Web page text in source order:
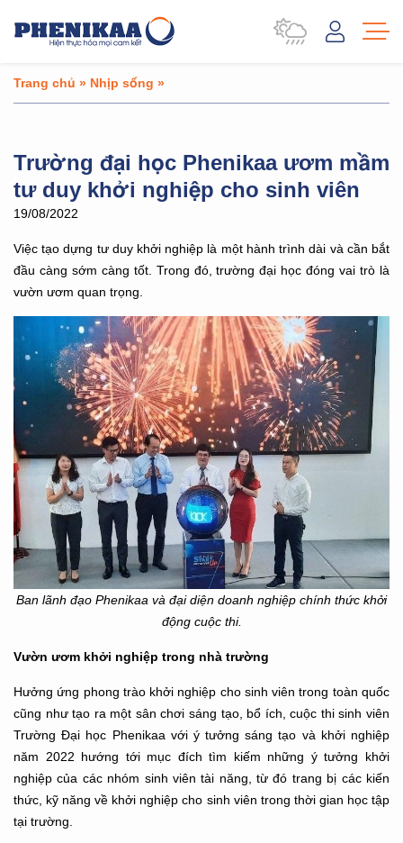
Trang chủ » Nhịp sống »
Trường đại học Phenikaa ươm mầm
tư duy khởi nghiệp cho sinh viên
19/08/2022
Việc tạo dựng tư duy khởi nghiệp là một hành trình dài và cần bắt
đầu càng sớm càng tốt. Trong đó, trường đại học đóng vai trò là
vườn ươm quan trọng.
Ban lãnh đạo Phenikaa và đại diện doanh nghiệp chính thức khởi
động cuộc thi.
Vườn ươm khởi nghiệp trong nhà trường
Hưởng ứng phong trào khởi nghiệp cho sinh viên trong toàn quốc
cũng như tạo ra một sân chơi sáng tạo, bổ ích, cuộc thi sinh viên
Trường Đại học Phenikaa với ý tưởng sáng tạo và khởi nghiệp
năm 2022 hướng tới mục đích tìm kiếm những ý tưởng khởi
nghiệp của các nhóm sinh viên tài năng, từ đó trang bị các kiến
thức, kỹ năng về khởi nghiệp cho sinh viên trong thời gian học tập
tại trường.